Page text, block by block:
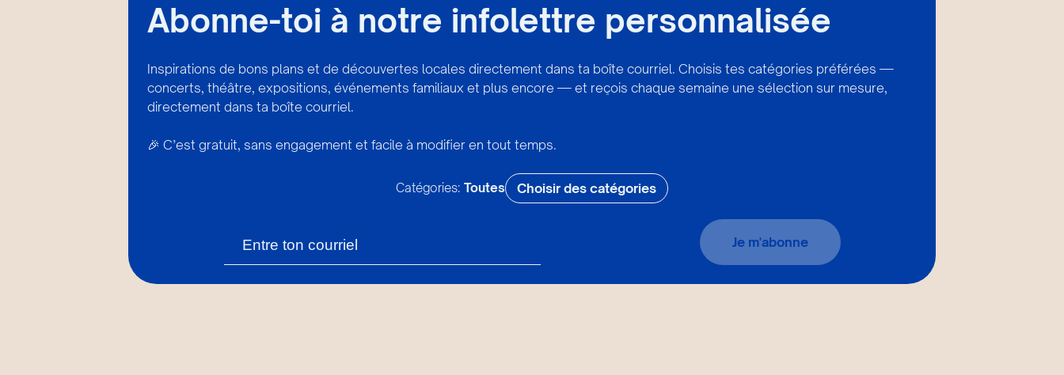
Abonne-toi à notre infolettre personnalisée
Inspirations de bons plans et de découvertes locales directement dans ta boîte courriel. Choisis tes catégories préférées —
concerts, théâtre, expositions, événements familiaux et plus encore — et reçois chaque semaine une sélection sur mesure,
directement dans ta boîte courriel.
🎉 C’est gratuit, sans engagement et facile à modifier en tout temps.
Catégories: Toutes Choisir des catégories
Je m'abonne